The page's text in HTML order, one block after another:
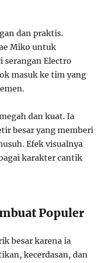
dan praktis.
Miko untuk
Electro
masuk ke tim yang
dan kuat. Ia
besar yang memberi
Efek visualnya
karakter cantik
Populer
besar karena ia
kecerdasan, dan